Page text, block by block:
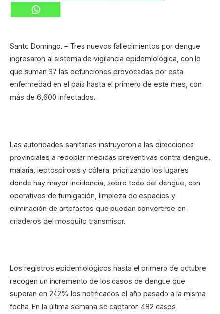
Santo Domingo. – Tres nuevos fallecimientos por dengue
ingresaron al sistema de vigilancia epidemiológica, con lo
que suman 37 las defunciones provocadas por esta
enfermedad en el país hasta el primero de este mes, con
más de 6,600 infectados.
Las autoridades sanitarias instruyeron a las direcciones
provinciales a redoblar medidas preventivas contra dengue,
malaria, leptospirosis y cólera, priorizando los lugares
donde hay mayor incidencia, sobre todo del dengue, con
operativos de fumigación, limpieza de espacios y
eliminación de artefactos que puedan convertirse en
criaderos del mosquito transmisor.
Los registros epidemiológicos hasta el primero de octubre
recogen un incremento de los casos de dengue que
superan en 242% los notificados el año pasado a la misma
fecha. En la última semana se captaron 482 casos